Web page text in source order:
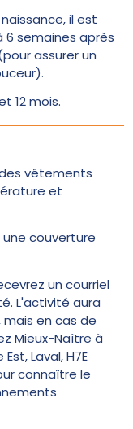
il est
semaines après
assurer un
12 mois.
vêtements
et
couverture
un courriel
L'activité aura
en cas de
Mieux-Naître à
Laval, H7E
connaître le